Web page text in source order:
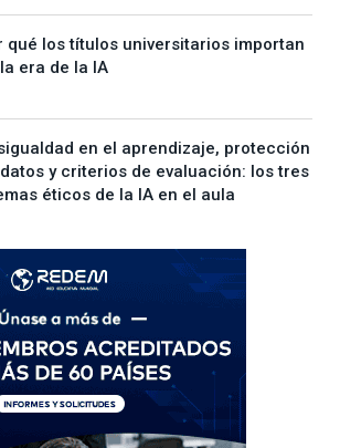
qué los títulos universitarios importan
era de la IA
en el aprendizaje, protección
y criterios de evaluación: los tres
éticos de la IA en el aula